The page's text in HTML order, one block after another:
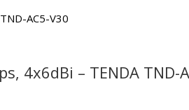
4x6dBi – TENDA TND-